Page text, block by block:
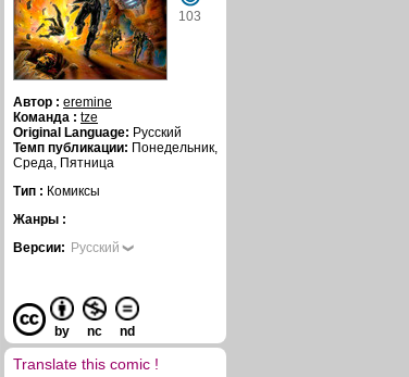
103
Автор : eremine
Команда : tze
Original Language: Русский
Темп публикации: Понедельник,
Среда, Пятница
Тип : Комиксы
Жанры :
Версии: Русский
by nc nd
Translate this comic !